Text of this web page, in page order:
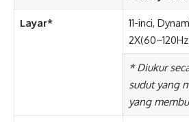
Layar*
11-inci,
*Diukur
sudut yang
yang